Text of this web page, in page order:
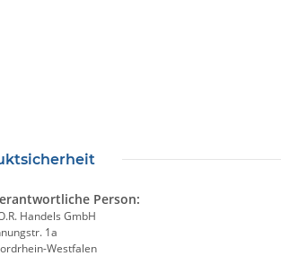
Person:
Handels GmbH
1a
Westfalen